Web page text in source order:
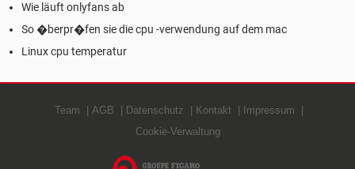
Wie läuft onlyfans ab
So �berpr�fen sie die cpu -verwendung auf dem mac
Linux cpu temperatur
Team AGB Datenschutz Kontakt
Impressum
Cookie-Verwaltung